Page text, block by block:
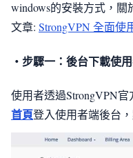
windows的安裝方式，
文章: StrongVPN 全面使
・步驟一：後台下載使
使用者透過StrongVPN
首頁登入使用者端後台